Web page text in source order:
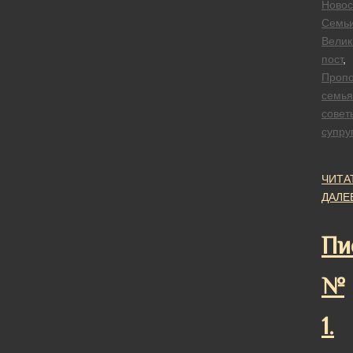
пост,
семья
№
1.